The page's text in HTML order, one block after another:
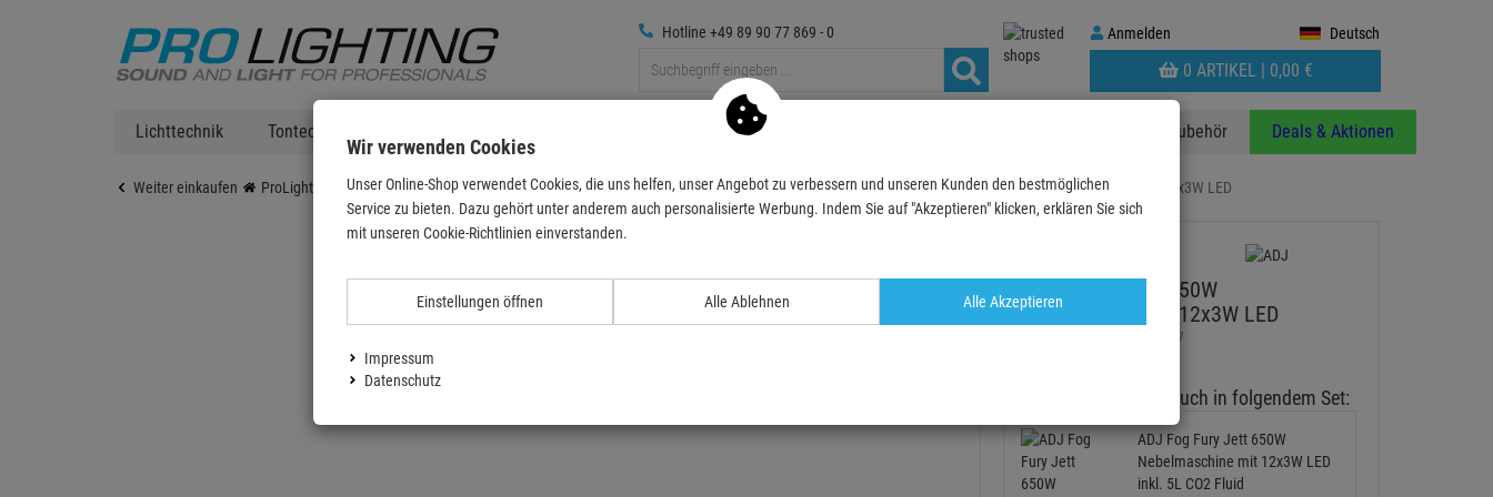
Anmelden
Anmelden Deutsch
WARENKORB
AUFKLAPPEN
0 ARTIKEL | 0,00 €
Hotline +49 89 90 77 869 - 0
Lichttechnik Tontechnik Medientechnik Zubehör Deals & Aktionen
Weiter einkaufen ProLighting Lichttechnik Nebelmaschinen und Zubehör Nebelmaschine mit Beleuchtung ADJ Fog Fury Jett 650W Nebelmaschine mit 12x3W LED
TOPSELLER
ADJ Fog Fury Jett 650W
Nebelmaschine mit 12x3W LED
1411100017
Diesen Artikel gibt es auch in folgendem Set:
ADJ Fog Fury Jett 650W
Nebelmaschine mit 12x3W LED
inkl. 5L CO2 Fluid
Wir verwenden Cookies
Unser Online-Shop verwendet Cookies, die uns helfen, unser Angebot zu verbessern und unseren Kunden den bestmöglichen
Service zu bieten. Dazu gehört unter anderem auch personalisierte Werbung. Indem Sie auf "Akzeptieren" klicken, erklären Sie sich
mit unseren Cookie-Richtlinien einverstanden.
Einstellungen öffnen Alle Ablehnen Alle Akzeptieren
Impressum
Datenschutz